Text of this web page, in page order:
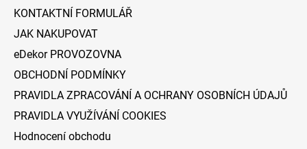
KONTAKTNÍ FORMULÁŘ
JAK NAKUPOVAT
eDekor PROVOZOVNA
OBCHODNÍ PODMÍNKY
PRAVIDLA ZPRACOVÁNÍ A OCHRANY OSOBNÍCH ÚDAJŮ
PRAVIDLA VYUŽÍVÁNÍ COOKIES
Hodnocení obchodu